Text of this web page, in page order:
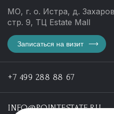
МО, г. о. Истра, д.
стр. 9, ТЦ Estate Mall
Записаться на визит
+7 499 288 88 67
INFO@POINTESTATE.RU